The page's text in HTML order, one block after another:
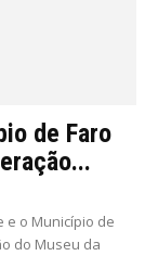
de Faro
e o Município de
do Museu da